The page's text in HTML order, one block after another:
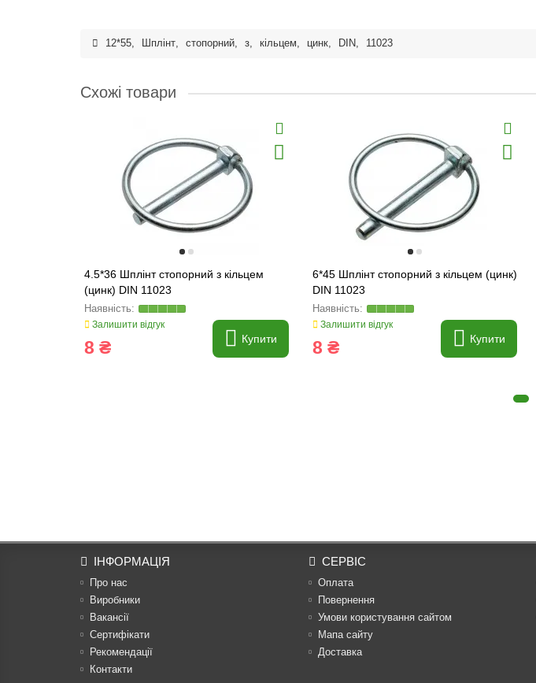
12*55, Шплінт, стопорний, з, кільцем, цинк, DIN, 11023
Схожі товари
4.5*36 Шплінт стопорний з кільцем
(цинк) DIN 11023
Залишити відгук
8 ₴ Купити
6*45 Шплінт стопорний з кільцем (цинк)
DIN 11023
Залишити відгук
8 ₴ Купити
ІНФОРМАЦІЯ
Про нас
Виробники
Вакансії
Сертифікати
Рекомендації
Контакти
СЕРВІС
Оплата
Повернення
Умови користування сайтом
Мапа сайту
Доставка